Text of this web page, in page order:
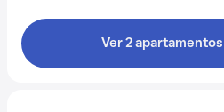
Ver 2